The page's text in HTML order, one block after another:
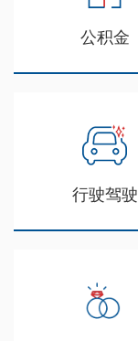
公积金
行驶驾驶